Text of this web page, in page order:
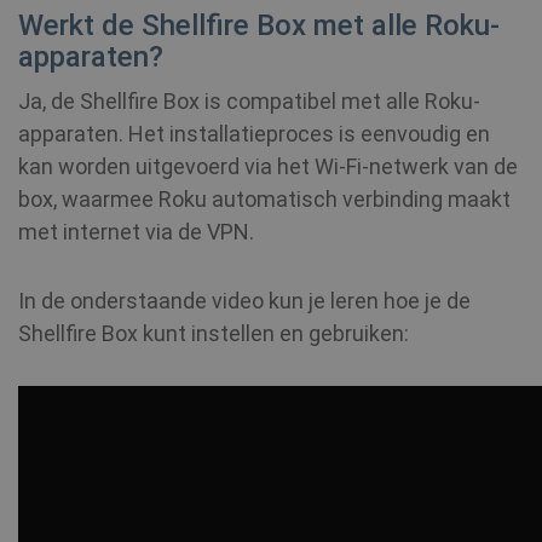
Werkt de Shellfire Box met alle Roku-
apparaten?
Ja, de Shellfire Box is compatibel met alle Roku-
apparaten. Het installatieproces is eenvoudig en
kan worden uitgevoerd via het Wi-Fi-netwerk van de
box, waarmee Roku automatisch verbinding maakt
met internet via de VPN.
In de onderstaande video kun je leren hoe je de
Shellfire Box kunt instellen en gebruiken:
zoals gebruikersaanmelding en accountbeheer.
Zonder strikt noodzakelijke cookies kan de
website niet correct worden gebruikt.
SF_Referal www.shellfire.nl 1 jaar
CookieScriptConsent
CookieScript
.shellfire.nl